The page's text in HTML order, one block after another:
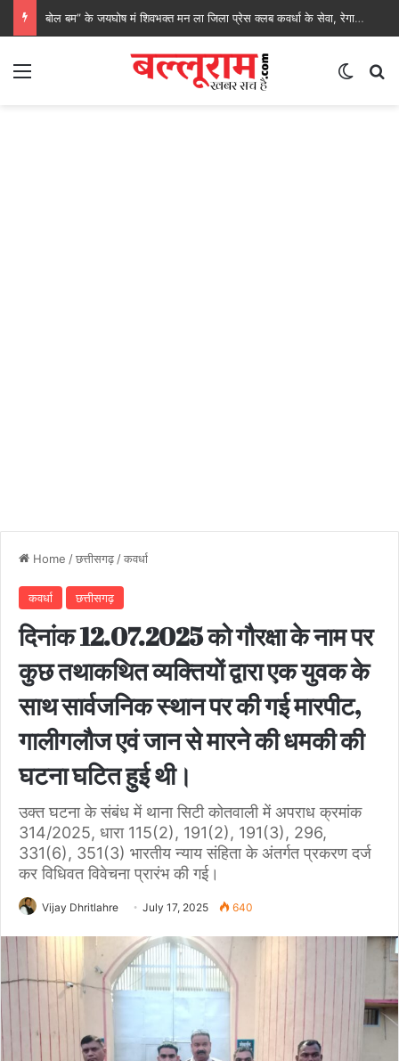
बोल बम” के जयघोष मं शिवभक्त मन ला जिला प्रेस क्लब कवर्धा के सेवा, रेगाखार चौक मं स्वल्पाहार पाय के गदगद होइस पदयात्री
Home /छत्तीसगढ़ /कवर्धा
कवर्धा छत्तीसगढ़
दिनांक 12.07.2025 को गौरक्षा के नाम पर
कुछ तथाकथित व्यक्तियों द्वारा एक युवक के
साथ सार्वजनिक स्थान पर की गई मारपीट,
गालीगलौज एवं जान से मारने की धमकी की
घटना घटित हुई थी।
उक्त घटना के संबंध में थाना सिटी कोतवाली में अपराध क्रमांक
314/2025, धारा 115(2), 191(2), 191(3), 296,
331(6), 351(3) भारतीय न्याय संहिता के अंतर्गत प्रकरण दर्ज
कर विधिवत विवेचना प्रारंभ की गई।
Vijay Dhritlahre July 17, 2025 640